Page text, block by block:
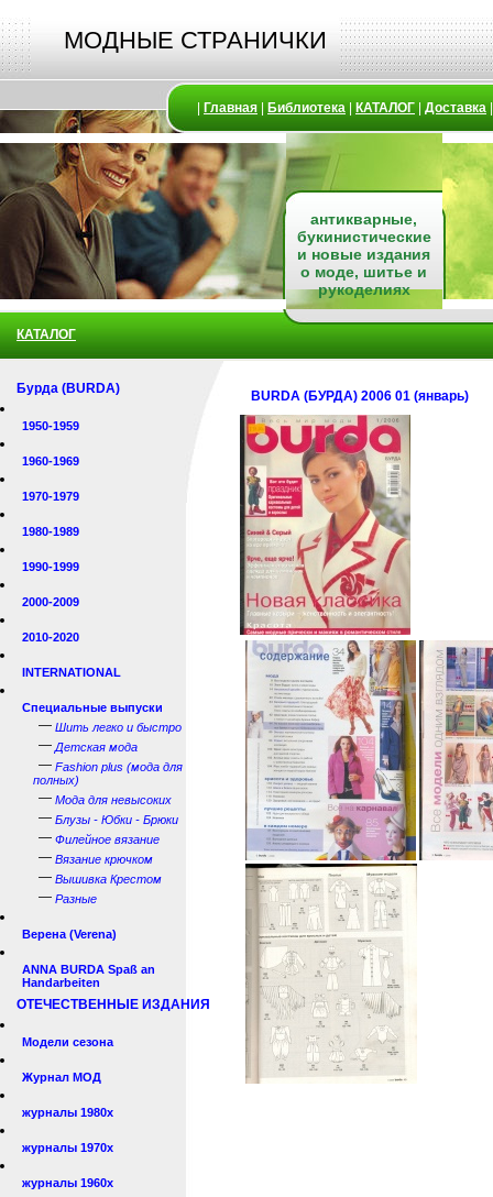
МОДНЫЕ СТРАНИЧКИ
Главная Библиотека КАТАЛОГ Доставка
антикварные,
букинистические
и новые издания
о моде, шитье и
рукоделиях
КАТАЛОГ
Бурда (BURDA)
1950-1959
1960-1969
1970-1979
1980-1989
1990-1999
2000-2009
2010-2020
INTERNATIONAL
Специальные выпуски
— Шить легко и быстро
— Детская мода
— Fashion plus (мода для
полных)
— Мода для невысоких
— Блузы - Юбки - Брюки
— Филейное вязание
— Вязание крючком
— Вышивка Крестом
— Разные
Верена (Verena)
ANNA BURDA Spaß an
Handarbeiten
ОТЕЧЕСТВЕННЫЕ ИЗДАНИЯ
Модели сезона
Журнал МОД
журналы 1980х
журналы 1970х
журналы 1960х
BURDA (БУРДА) 2006 01 (январь)